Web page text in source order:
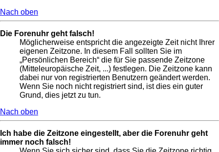
Nach oben
Die Forenuhr geht falsch!
Möglicherweise entspricht die angezeigte Zeit nicht Ihrer
eigenen Zeitzone. In diesem Fall sollten Sie im
„Persönlichen Bereich“ die für Sie passende Zeitzone
(Mitteleuropäische Zeit, ...) festlegen. Die Zeitzone kann
dabei nur von registrierten Benutzern geändert werden.
Wenn Sie noch nicht registriert sind, ist dies ein guter
Grund, dies jetzt zu tun.
Nach oben
Ich habe die Zeitzone eingestellt, aber die Forenuhr geht
immer noch falsch!